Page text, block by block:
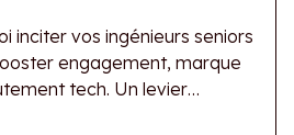
inciter vos ingénieurs seniors
engagement, marque
tech. Un levier